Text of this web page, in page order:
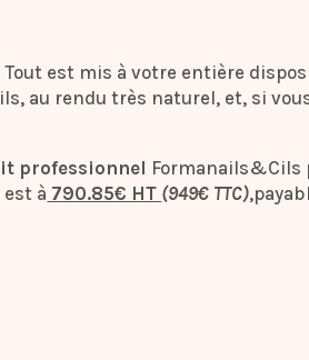
est mis à votre entière
au rendu très naturel, et, si
professionnel Formanails&Cils
est à 790.85€ HT (949€ TTC)